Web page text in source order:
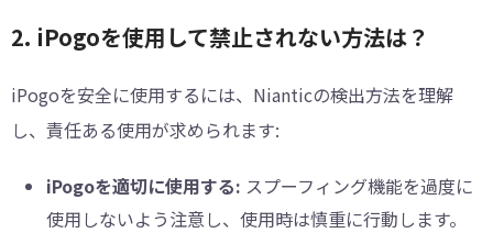
2. iPogoを使用して禁止されない方法は？
iPogoを安全に使用するには、Nianticの検出方法を理解
し、責任ある使用が求められます:
iPogoを適切に使用する: スプーフィング機能を過度に
使用しないよう注意し、使用時は慎重に行動します。